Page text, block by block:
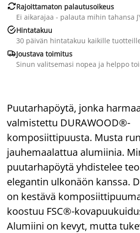
Rajoittamaton palautusoikeus
Ei aikarajaa - palauta mihin tahansa
Hintatakuu
30 päivän hintatakuu kaikille
Joustava toimitus
Sinun valitsemasi nopea ja helppo
Puutarhapöytä, jonka
valmistettu DURAWOOD®-
komposiittipuusta. Musta
jauhemaalattua alumiinia.
puutarhapöytä yhdistelee
elegantin ulkonäön kanssa.
on kestävä
koostuu FSC®-
Alumiini on kevyt, mutta